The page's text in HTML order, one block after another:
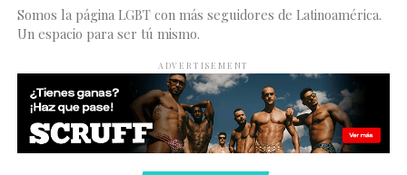
Somos la página LGBT con más seguidores de Latinoamérica.
Un espacio para ser tú mismo.
ADVERTISEMENT